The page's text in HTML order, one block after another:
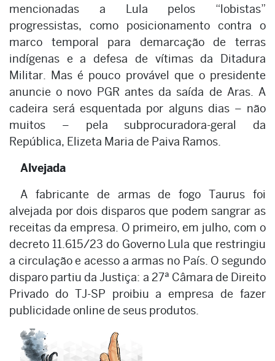
mencionadas a Lula pelos “lobistas”
progressistas, como posicionamento contra o
marco temporal para demarcação de terras
indígenas e a defesa de vítimas da Ditadura
Militar. Mas é pouco provável que o presidente
anuncie o novo PGR antes da saída de Aras. A
cadeira será esquentada por alguns dias – não
muitos – pela subprocuradora-geral da
República, Elizeta Maria de Paiva Ramos.
Alvejada
A fabricante de armas de fogo Taurus foi
alvejada por dois disparos que podem sangrar as
receitas da empresa. O primeiro, em julho, com o
decreto 11.615/23 do Governo Lula que restringiu
a circulação e acesso a armas no País. O segundo
disparo partiu da Justiça: a 27ª Câmara de Direito
Privado do TJ-SP proibiu a empresa de fazer
publicidade online de seus produtos.